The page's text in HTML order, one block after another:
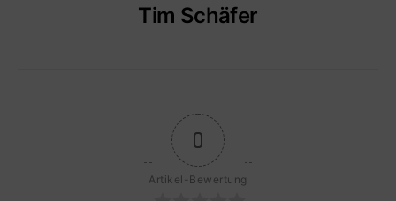
Tim Schäfer
0
Artikel-Bewertung